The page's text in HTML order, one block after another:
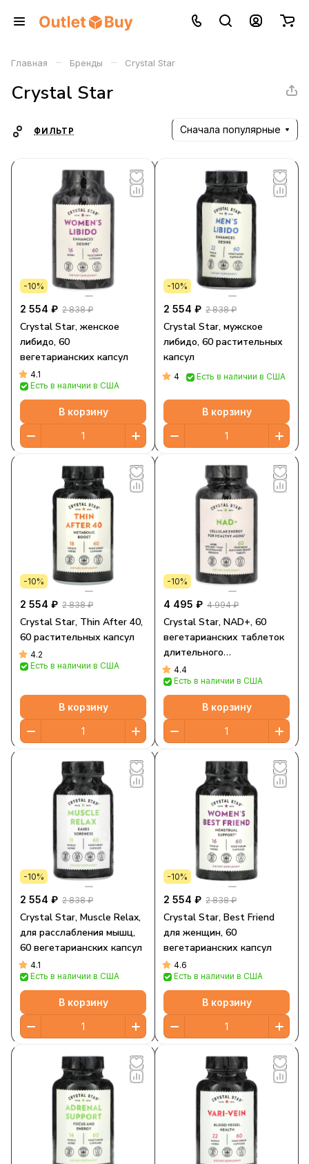
Главная – Бренды – Crystal Star
Crystal Star
ФИЛЬТР Сначала популярные
-10%
2 554 ₽ 2 838 ₽
Crystal Star, женское
либидо, 60
вегетарианских капсул
4.1
Есть в наличии в США
В корзину
-10%
2 554 ₽ 2 838 ₽
Crystal Star, мужское
либидо, 60 растительных
капсул
4 Есть в наличии в США
В корзину
-10%
2 554 ₽ 2 838 ₽
Crystal Star, Thin After 40,
60 растительных капсул
4.2
Есть в наличии в США
В корзину
-10%
4 495 ₽ 4 994 ₽
Crystal Star, NAD+, 60
вегетарианских таблеток
длительного
высвобождения
4.4
Есть в наличии в США
В корзину
-10%
2 554 ₽ 2 838 ₽
Crystal Star, Muscle Relax,
для расслабления мышц,
60 вегетарианских капсул
4.1
Есть в наличии в США
В корзину
-10%
2 554 ₽ 2 838 ₽
Crystal Star, Best Friend
для женщин, 60
вегетарианских капсул
4.6
Есть в наличии в США
В корзину